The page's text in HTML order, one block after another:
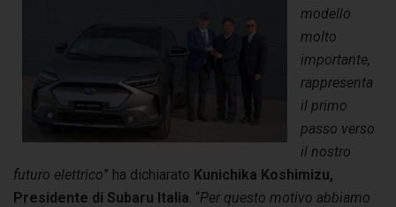
modello
molto
importante,
rappresenta
il primo
passo verso
il nostro
futuro elettrico” ha dichiarato Kunichika Koshimizu,
Presidente di Subaru Italia . “Per questo motivo abbiamo